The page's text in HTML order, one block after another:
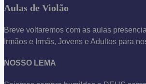
Aulas de Violão
Breve voltaremos com as aulas
Irmãos e Irmãs, Jovens e Adultos para
NOSSO LEMA